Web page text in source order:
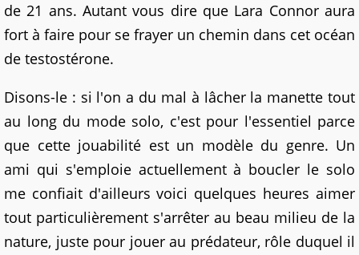
de 21 ans. Autant vous dire que Lara Connor aura
fort à faire pour se frayer un chemin dans cet océan
de testostérone.
Disons-le : si l'on a du mal à lâcher la manette tout
au long du mode solo, c'est pour l'essentiel parce
que cette jouabilité est un modèle du genre. Un
ami qui s'emploie actuellement à boucler le solo
me confiait d'ailleurs voici quelques heures aimer
tout particulièrement s'arrêter au beau milieu de la
nature, juste pour jouer au prédateur, rôle duquel il